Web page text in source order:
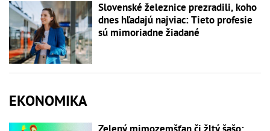
Slovenské železnice prezradili, koho
dnes hľadajú najviac: Tieto profesie
sú mimoriadne žiadané
EKONOMIKA